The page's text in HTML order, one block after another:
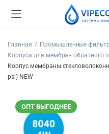
Главная
Промышленные
Корпуса для мембран обратного
Корпус мембраны
psi) NEW
ОПТ ВЫГОДНЕЕ